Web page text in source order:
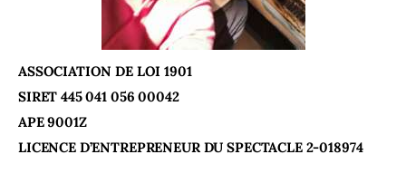
ASSOCIATION DE LOI 1901
SIRET 445 041 056 00042
APE 9001Z
LICENCE D’ENTREPRENEUR DU SPECTACLE 2-018974